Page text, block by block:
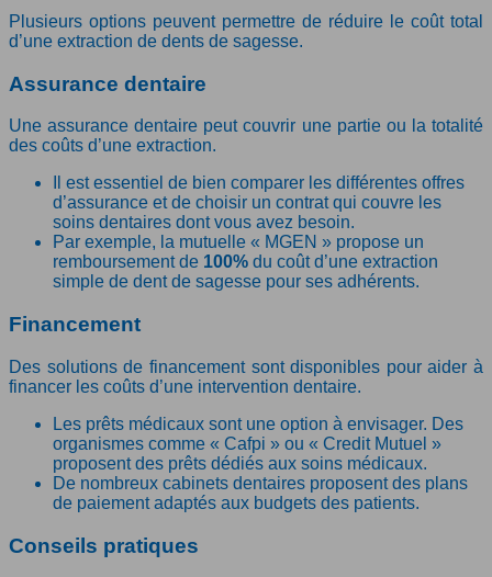
Plusieurs options peuvent permettre de réduire le coût total
d’une extraction de dents de sagesse.
Assurance dentaire
Une assurance dentaire peut couvrir une partie ou la totalité
des coûts d’une extraction.
Il est essentiel de bien comparer les différentes offres
d’assurance et de choisir un contrat qui couvre les
soins dentaires dont vous avez besoin.
Par exemple, la mutuelle « MGEN » propose un
remboursement de 100% du coût d’une extraction
simple de dent de sagesse pour ses adhérents.
Financement
Des solutions de financement sont disponibles pour aider à
financer les coûts d’une intervention dentaire.
Les prêts médicaux sont une option à envisager. Des
organismes comme « Cafpi » ou « Credit Mutuel »
proposent des prêts dédiés aux soins médicaux.
De nombreux cabinets dentaires proposent des plans
de paiement adaptés aux budgets des patients.
Conseils pratiques